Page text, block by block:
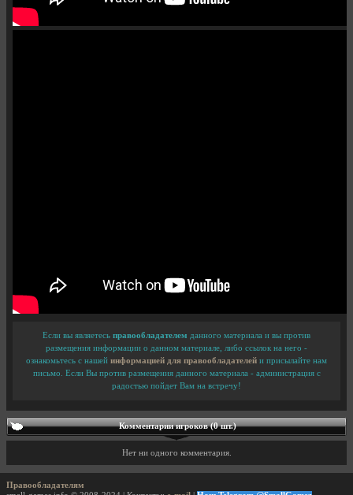
Если вы являетесь правообладателем данного материала и вы против
размещения информации о данном материале, либо ссылок на него -
ознакомьтесь с нашей информацией для правообладателей и присылайте нам
письмо. Если Вы против размещения данного материала - администрация с
радостью пойдет Вам на встречу!
Комментарии игроков (0 шт.)
Нет ни одного комментария.
Правообладателям